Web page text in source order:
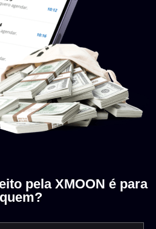
pela XMOON é para
quem?